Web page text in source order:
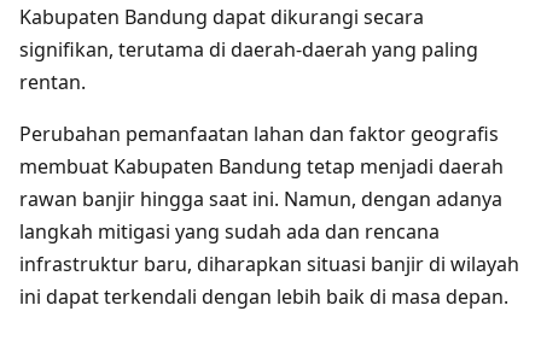
Kabupaten Bandung dapat dikurangi secara
signifikan, terutama di daerah-daerah yang paling
rentan.
Perubahan pemanfaatan lahan dan faktor geografis
membuat Kabupaten Bandung tetap menjadi daerah
rawan banjir hingga saat ini. Namun, dengan adanya
langkah mitigasi yang sudah ada dan rencana
infrastruktur baru, diharapkan situasi banjir di wilayah
ini dapat terkendali dengan lebih baik di masa depan.